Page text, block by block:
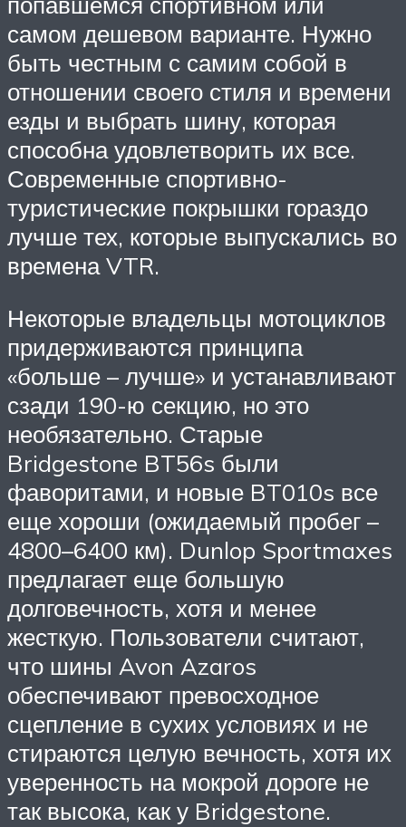
самом дешевом варианте. Нужно
быть честным с самим собой в
отношении своего стиля и времени
езды и выбрать шину, которая
способна удовлетворить их все.
Современные спортивно-
туристические покрышки гораздо
лучше тех, которые выпускались во
времена VTR.
Некоторые владельцы мотоциклов
придерживаются принципа
«больше – лучше» и устанавливают
сзади 190-ю секцию, но это
необязательно. Старые
Bridgestone BT56s были
фаворитами, и новые BT010s все
еще хороши (ожидаемый пробег –
4800–6400 км). Dunlop Sportmaxes
предлагает еще большую
долговечность, хотя и менее
жесткую. Пользователи считают,
что шины Avon Azaros
обеспечивают превосходное
сцепление в сухих условиях и не
стираются целую вечность, хотя их
уверенность на мокрой дороге не
так высока, как у Bridgestone.